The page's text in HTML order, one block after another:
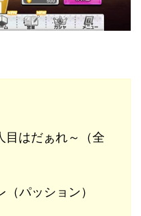
目はだぁれ～（全
パッション）